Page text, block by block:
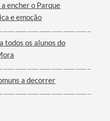
encher o Parque
e emoção
todos os alunos do
a decorrer